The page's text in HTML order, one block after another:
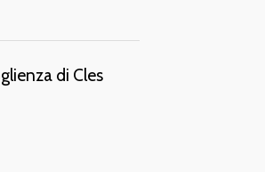
di Cles